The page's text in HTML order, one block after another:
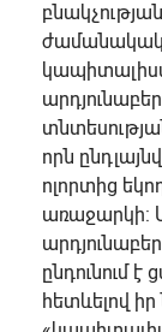
որն
ոլորտից
առաջարկի:
ընդունում
հետևելով